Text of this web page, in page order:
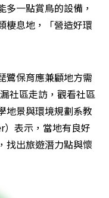
一點賞鳥的設備，
棲息地，「營造好環
鷺保育應兼顧地方需
社區走訪，觀看社區
地景與環境規劃系教
表示，當地有良好
找出旅遊潛力點與懷